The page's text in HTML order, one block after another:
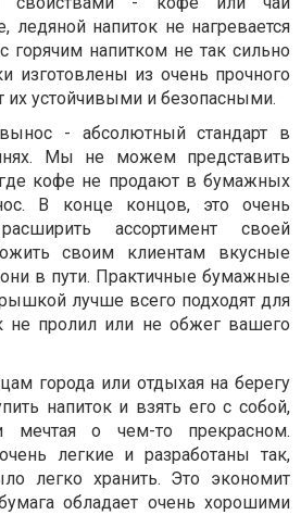
ледяной напиток не нагревается
горячим напитком не так сильно
изготовлены из очень прочного
их устойчивыми и безопасными.
- абсолютный стандарт в
Мы не можем представить
кофе не продают в бумажных
В конце концов, это очень
ассортимент своей
своим клиентам вкусные
в пути. Практичные бумажные
лучше всего подходят для
не пролил или не обжег вашего
города или отдыхая на берегу
напиток и взять его с собой,
мечтая о чем-то прекрасном.
легкие и разработаны так,
легко хранить. Это экономит
обладает очень хорошими